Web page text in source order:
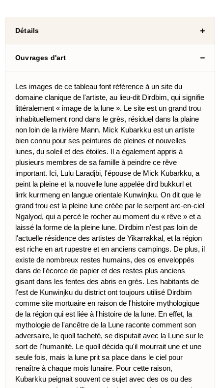
Détails
Ouvrages d'art
Les images de ce tableau font référence à un site du
domaine clanique de l'artiste, au lieu-dit Dirdbim, qui signifie
littéralement « image de la lune ». Le site est un grand trou
inhabituellement rond dans le grès, résiduel dans la plaine
non loin de la rivière Mann. Mick Kubarkku est un artiste
bien connu pour ses peintures de pleines et nouvelles
lunes, du soleil et des étoiles. Il a également appris à
plusieurs membres de sa famille à peindre ce rêve
important. Ici, Lulu Laradjbi, l'épouse de Mick Kubarkku, a
peint la pleine et la nouvelle lune appelée dird bukkurl et
lirrk kurrmeng en langue orientale Kunwinjku. On dit que le
grand trou est la pleine lune créée par le serpent arc-en-ciel
Ngalyod, qui a percé le rocher au moment du « rêve » et a
laissé la forme de la pleine lune. Dirdbim n'est pas loin de
l'actuelle résidence des artistes de Yikarrakkal, et la région
est riche en art rupestre et en anciens campings. De plus, il
existe de nombreux restes humains, des os enveloppés
dans de l'écorce de papier et des restes plus anciens
gisant dans les fentes des abris en grès. Les habitants de
l'est de Kunwinjku du district ont toujours utilisé Dirdbim
comme site mortuaire en raison de l'histoire mythologique
de la région qui est liée à l'histoire de la lune. En effet, la
mythologie de l'ancêtre de la Lune raconte comment son
adversaire, le quoll tacheté, se disputait avec la Lune sur le
sort de l'humanité. Le quoll décida qu'il mourrait une et une
seule fois, mais la lune prit sa place dans le ciel pour
renaître à chaque mois lunaire. Pour cette raison,
Kubarkku peignait souvent ce sujet avec des os ou des